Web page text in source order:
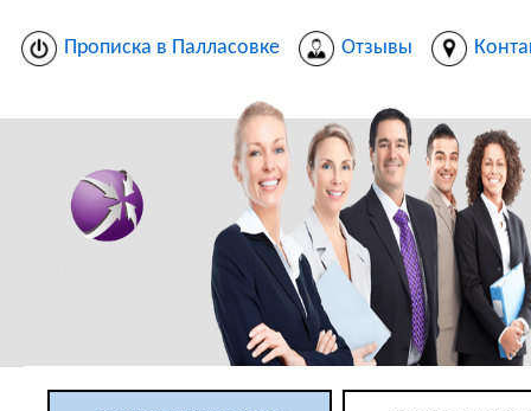
Прописка в Палласовке Отзывы